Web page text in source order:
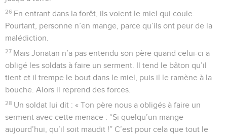
26 En entrant dans la forêt, ils voient le miel qui coule.
Pourtant, personne n’en mange, parce qu’ils ont peur de la
malédiction.
27 Mais Jonatan n’a pas entendu son père quand celui-ci a
obligé les soldats à faire un serment. Il tend le bâton qu’il
tient et il trempe le bout dans le miel, puis il le ramène à la
bouche. Alors il reprend des forces.
28 Un soldat lui dit : « Ton père nous a obligés à faire un
serment avec cette menace : “Si quelqu’un mange
aujourd’hui, qu’il soit maudit !” C’est pour cela que tout le